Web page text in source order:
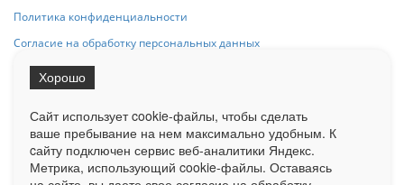
Политика конфиденциальности
Согласие на обработку персональных данных
на Сетевое издание «ОрелТаймс» обязательна.
Ограниченная статистика посещаемости доступна на сайте
Liveinternet.ru . Подробная статистика для рекламодателей по запросу
Сайт использует cookie-файлы, чтобы сделать
ваше пребывание на нем максимально удобным. К
cайту подключен сервис веб-аналитики Яндекс.
Метрика, использующий cookie-файлы. Оставаясь
Хорошо